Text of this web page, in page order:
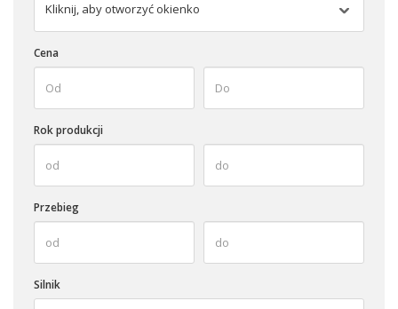
Kliknij, aby otworzyć okienko
Cena
Rok produkcji
Przebieg
Silnik